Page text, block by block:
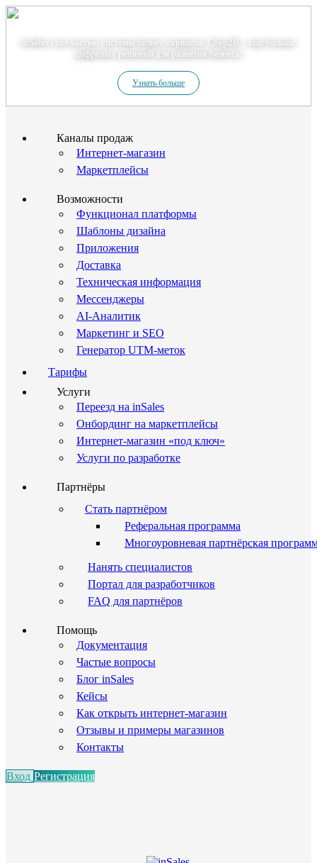
inSales стал частью системы бизнес-сервисов. Сбер2В – еще больше
цифровых решений для развития бизнеса!
Узнать больше
Каналы продаж
Интернет-магазин
Маркетплейсы
Возможности
Функционал платформы
Шаблоны дизайна
Приложения
Доставка
Техническая информация
Мессенджеры
AI-Аналитик
Маркетинг и SEO
Генератор UTM-меток
Тарифы
Услуги
Переезд на inSales
Онбординг на маркетплейсы
Интернет-магазин «под ключ»
Услуги по разработке
Партнёры
Стать партнёром
Реферальная программа
Многоуровневая партнёрская
Нанять специалистов
Портал для разработчиков
FAQ для партнёров
Помощь
Документация
Частые вопросы
Блог inSales
Кейсы
Как открыть интернет-магазин
Отзывы и примеры магазинов
Контакты
Вход Регистрация